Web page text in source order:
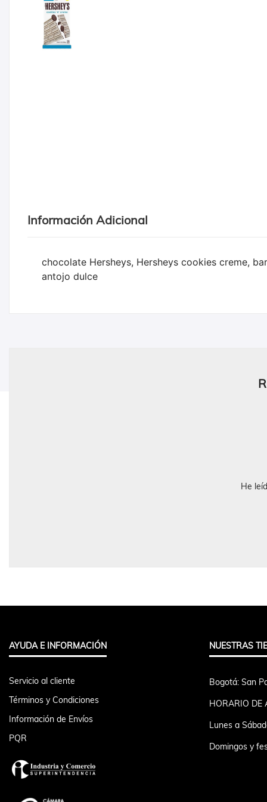
Información Adicional
chocolate Hersheys, Hersheys cookies creme,
antojo dulce
He
AYUDA E INFORMACIÓN
Servicio al cliente
Términos y Condiciones
Información de Envíos
PQR
NUESTRAS
Bogotá: San
HORARIO DE
Lunes a
Domingos y